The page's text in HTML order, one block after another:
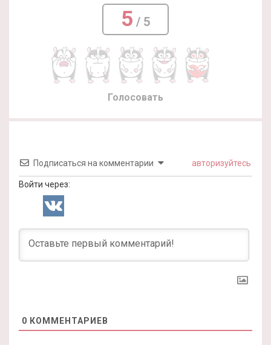
5 / 5
Голосовать
Подписаться на комментарии авторизуйтесь
Войти через:
0 КОММЕНТАРИЕВ